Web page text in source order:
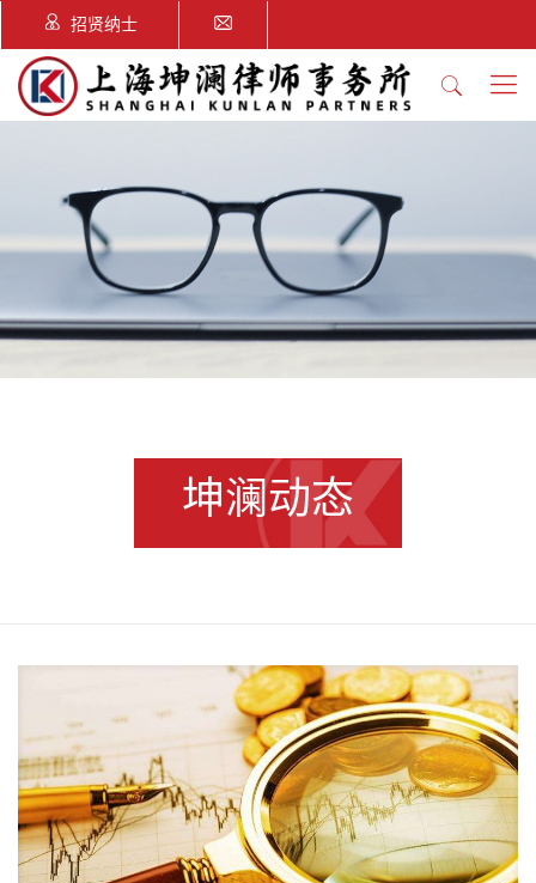
招贤纳士
坤澜动态